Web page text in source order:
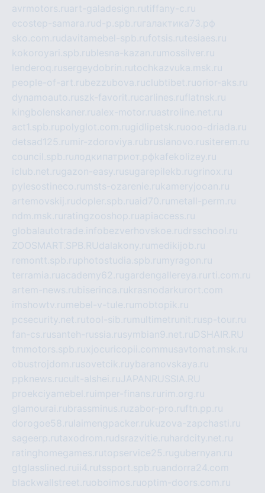
avrmotors.ruart-galadesign.rutiffany-c.ru
ecostep-samara.rud-p.spb.ru галактика73.рф
sko.com.rudavitamebel-spb.rufotsis.rutesiaes.ru
kokoroyari.spb.rublesna-kazan.ru mossilver.ru
lenderoq.rusergeydobrin.rutochkazvuka.msk.ru
people-of-art.rubezzubova.ruclubtibet.ruorior-aks.ru
dynamoauto.ruszk-favorit.rucarlines.ruflatnsk.ru
kingbolenskaner.rualex-motor.ruastroline.net.ru
act1.spb.rupolyglot.com.rugidlipetsk.ruooo-driada.ru
detsad125.ru mir-zdoroviya.rubruslanovo.rusiterem.ru
council.spb.ruлодкипатриот.рфkafekolizey.ru
iclub.net.rugazon-easy.rusugarepilekb.rugrinox.ru
pylesostineco.ru msts-ozarenie.rukameryjooan.ru
artemovskij.rudopler.spb.ruaid70.ru metall-perm.ru
ndm.msk.ru ratingzooshop.ruapiaccess.ru
globalautotrade.info bezverhovskoe.rudrsschool.ru
ZOOSMART.SPB.RUdalakony.ru medikijob.ru
remontt.spb.ruphotostudia.spb.ru myragon.ru
terramia.ruacademy62.rugardengallereya.ru rti.com.ru
artem-news.rubiserinca.rukrasnodarkurort.com
imshowtv.ru mebel-v-tule.ru mobtopik.ru
pcsecurity.net.rutool-sib.ru multimetrunit.rusp-tour.ru
fan-cs.rusanteh-russia.rusymbian9.net.ruDSHAIR.RU
tmmotors.spb.ruxjocuricopii.com musavtomat.msk.ru
obustrojdom.rusovetcik.ruybaranovskaya.ru
ppknews.rucult-alshei.ruJAPANRUSSIA.RU
proekciyamebel.ru imper-finans.ru rim.org.ru
glamourai.rubrassminus.ruzabor-pro.ruftn.pp.ru
dorogoe58.ru laimengpacker.rukuzova-zapchasti.ru
sageerp.rutaxodrom.rudsrazvitie.ru hardcity.net.ru
ratinghomegames.rutopservice25.rugubernyan.ru
gtglasslined.ru ii4.rutssport.spb.ruandorra24.com
blackwallstreet.ruoboimos.ruoptim-doors.com.ru